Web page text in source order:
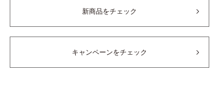
新商品をチェック
キャンペーンをチェック